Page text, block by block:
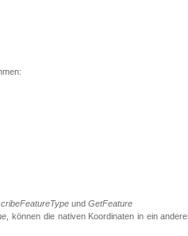
und GetFeature
, können die nativen Koordinaten in ein